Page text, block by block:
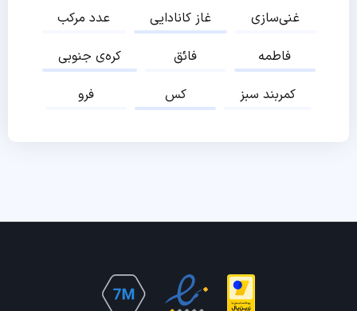
عدد مرکب
غاز کانادایی
غنی‌سازی
کره‌ی جنوبی
فائق
فاطمه
فرو
کس کمربند سبز